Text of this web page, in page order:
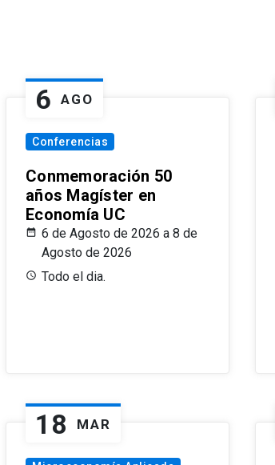
6 AGO
Conferencias
Conmemoración 50
años Magíster en
Economía UC
6 de Agosto de 2026 a 8 de
Agosto de 2026
Todo el dia.
18 MAR